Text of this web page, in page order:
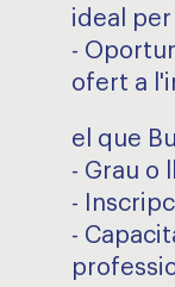
ideal
-
ofert a
el que
- Grau o
-
-